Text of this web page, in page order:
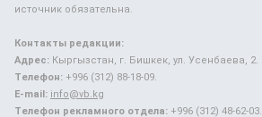
источник обязательна.
Контакты редакции:
Адрес: Кыргызстан, г. Бишкек, ул. Усенбаева, 2.
Телефон: +996 (312) 88-18-09.
E-mail: info@vb.kg
Телефон рекламного отдела: +996 (312) 48-62-03.